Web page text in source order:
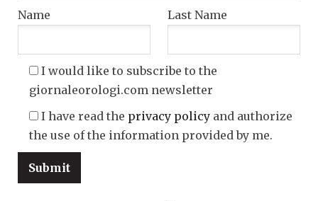
Name Last Name
I would like to subscribe to the
giornaleorologi.com newsletter
I have read the privacy policy and authorize
the use of the information provided by me.